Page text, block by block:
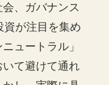
、ガバナンス
資が注目を集め
ュートラル」
て避けて通れ